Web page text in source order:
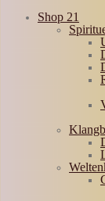
Shop 21